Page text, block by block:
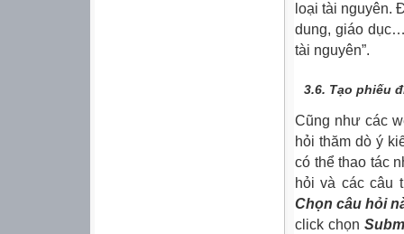
loại tài nguyên.
dung, giáo
tài nguyên”.
3.6. Tạo phiếu
Cũng như các
hỏi thăm dò ý
có thể thao tác
hỏi và các câu
Chọn câu hỏi
click chọn